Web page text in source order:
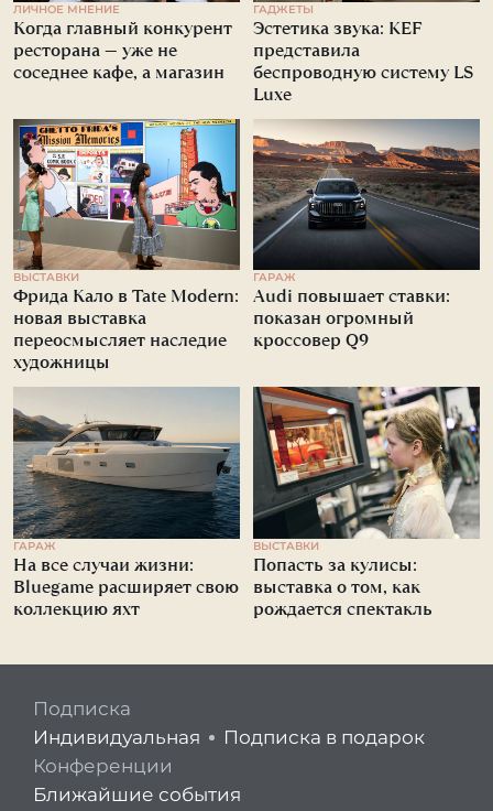
ЛИЧНОЕ МНЕНИЕ
Когда главный конкурент
ресторана — уже не
соседнее кафе, а магазин
ГАДЖЕТЫ
Эстетика звука: KEF
представила
беспроводную систему LS
Luxe
ВЫСТАВКИ
Фрида Кало в Tate Modern:
новая выставка
переосмысляет наследие
художницы
ГАРАЖ
Audi повышает ставки:
показан огромный
кроссовер Q9
ГАРАЖ
На все случаи жизни:
Bluegame расширяет свою
коллекцию яхт
ВЫСТАВКИ
Попасть за кулисы:
выставка о том, как
рождается спектакль
Подписка
Индивидуальная
Подписка в подарок
Конференции
Ближайшие события